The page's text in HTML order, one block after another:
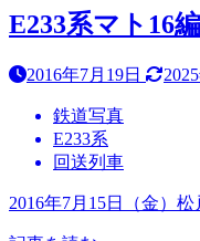
E233系マト16
2016年7月19日
鉄道写真
E233系
回送列車
2016年7月15日（金）